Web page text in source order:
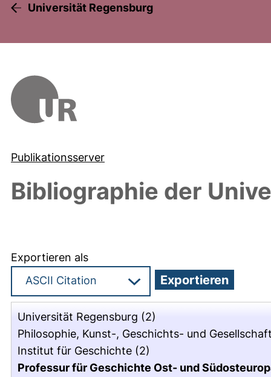
Universität Regensburg
Publikationsserver
Bibliographie der
Exportieren als
Universität Regensburg (2)
Philosophie, Kunst-, Geschichts- und
Institut für Geschichte (2)
Professur für Geschichte Ost- und